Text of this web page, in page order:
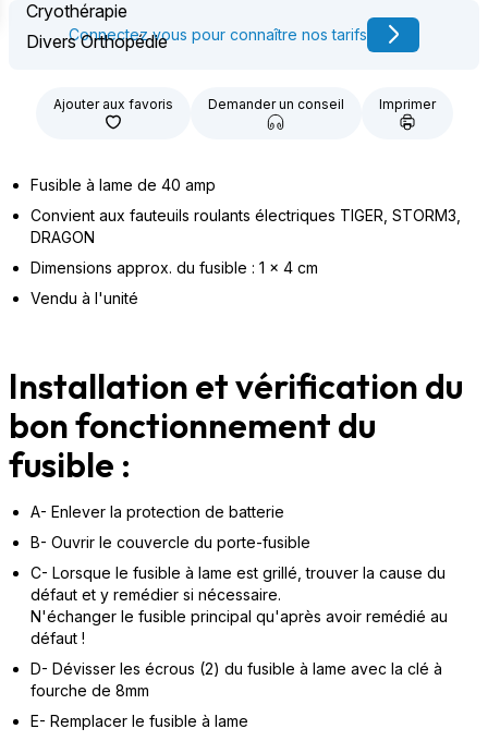
Cryothérapie
Divers Orthopédie
Connectez vous pour connaître nos tarifs
Ajouter aux favoris Demander un conseil Imprimer
Fusible à lame de 40 amp
Convient aux fauteuils roulants électriques TIGER, STORM3,
DRAGON
Dimensions approx. du fusible : 1 x 4 cm
Vendu à l'unité
Installation et vérification du
bon fonctionnement du
fusible :
A- Enlever la protection de batterie
B- Ouvrir le couvercle du porte-fusible
C- Lorsque le fusible à lame est grillé, trouver la cause du
défaut et y remédier si nécessaire.
N'échanger le fusible principal qu'après avoir remédié au
défaut !
D- Dévisser les écrous (2) du fusible à lame avec la clé à
fourche de 8mm
E- Remplacer le fusible à lame